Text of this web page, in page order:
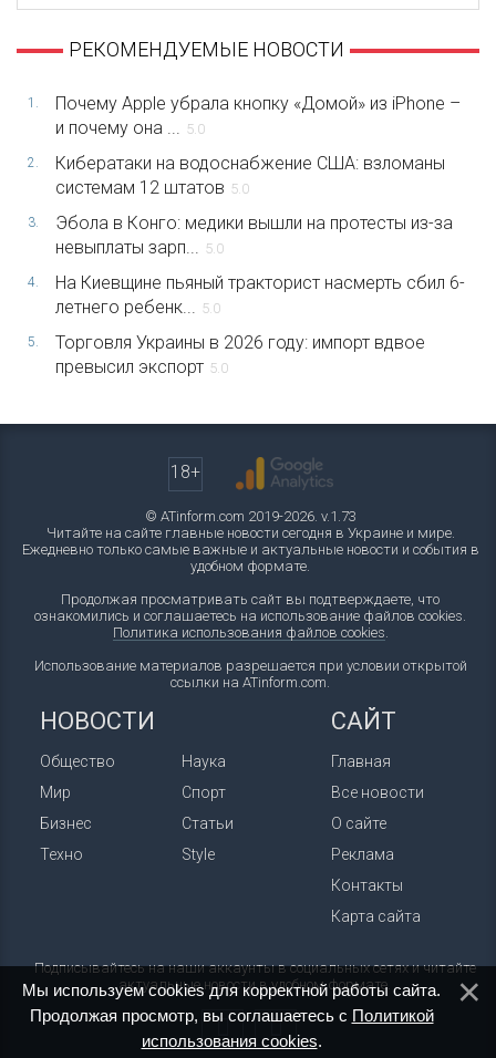
РЕКОМЕНДУЕМЫЕ НОВОСТИ
1.
Почему Apple убрала кнопку «Домой» из iPhone –
и почему она ...
5.0
2.
Кибератаки на водоснабжение США: взломаны
системам 12 штатов 5.0
3.
Эбола в Конго: медики вышли на протесты из-за
невыплаты зарп...
5.0
4.
На Киевщине пьяный тракторист насмерть сбил 6-
летнего ребенк...
5.0
5.
Торговля Украины в 2026 году: импорт вдвое
превысил экспорт 5.0
18+
© ATinform.com 2019-2026. v.1.73
Читайте на сайте главные новости сегодня в Украине и мире.
Ежедневно только самые важные и актуальные новости и события в
удобном формате.
Продолжая просматривать сайт вы подтверждаете, что
ознакомились и соглашаетесь на использование файлов cookies.
Политика использования файлов cookies
Использование материалов разрешается при условии открытой
ссылки на ATinform.com.
НОВОСТИ
Общество
Мир
Бизнес
Техно
Наука
Спорт
Статьи
Style
САЙТ
Главная
Все новости
О сайте
Реклама
Контакты
Карта сайта
Подписывайтесь на наши аккаунты в социальных сетях и читайте
актуальные новости в удобном формате.
Мы используем cookies для корректной работы сайта.
Продолжая просмотр, вы соглашаетесь с Политикой
использования cookies.